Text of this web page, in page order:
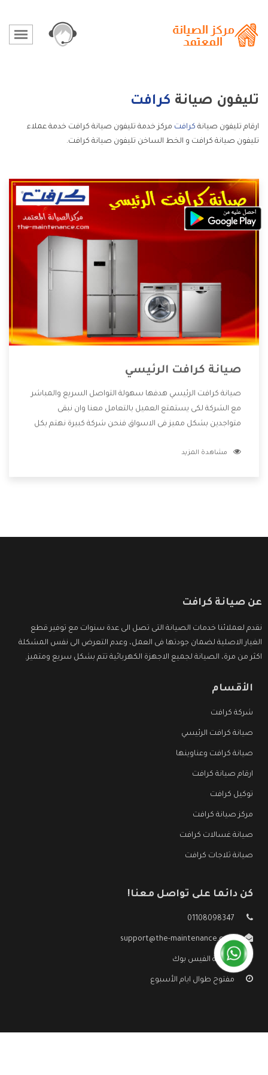
تليفون صيانة كرافت
ارقام تليفون صيانة كرافت مركز خدمة تليفون صيانة كرافت خدمة عملاء
تليفون صيانة كرافت و الخط الساخن تليفون صيانة كرافت.
صيانة كرافت الرئيسي
صيانة كرافت الرئيسي هدفها سهولة التواصل السريع والمباشر
مع الشركة لكى يستمتع العميل بالتعامل معنا وان نبقى
متواجدين بشكل مميز فى الاسواق فنحن شركة كبيرة نهتم بكل
الشركة بها والتى تكون منها خدمة الصيانة التى تكون من أهم
مشاهدة المزيد
عن صيانة كرافت
نقدم لعملائنا خدمات الصيانة التى تصل الى عدة سنوات مع توفير قطع
الغيار الاصلية لضمان جودتها فى العمل، وعدم التعرض الى نفس المشكلة
اكثر من مرة، الصيانة لجميع الاجهزة الكهربائية تتم بشكل سريع ومتميز.
الأقسام
شركة كرافت
صيانة كرافت الرئيسي
صيانة كرافت وعناوينها
ارقام صيانة كرافت
توكيل كرافت
مركز صيانة كرافت
صيانة غسالات كرافت
صيانة ثلاجات كرافت
كن دائما على تواصل معنا!
01108098347
support@the-maintenance.com
صفحة الفيس بوك
مفتوح طوال ايام الأسبوع